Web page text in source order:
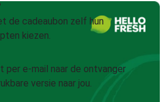
de cadeaubon zelf hun
kiezen.
per e-mail naar de ontvanger
versie naar jou.